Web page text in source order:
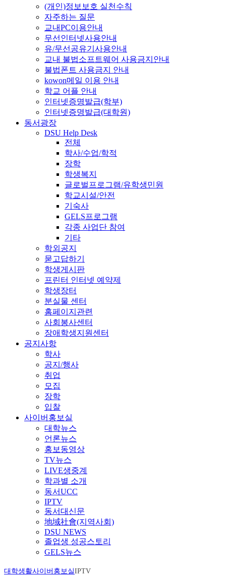
(개인)정보보호 실천수칙
자주하는 질문
교내PC이용안내
무선인터넷사용안내
유/무선공유기사용안내
교내 불법소프트웨어 사용금지안내
불법폰트 사용금지 안내
kowon메일 이용 안내
학교 어플 안내
인터넷증명발급(학부)
인터넷증명발급(대학원)
동서광장
DSU Help Desk
전체
학사/수업/학적
장학
학생복지
글로벌프로그램/유학생민원
학교시설/안전
기숙사
GELS프로그램
각종 사업단 참여
기타
학외공지
묻고답하기
학생게시판
프린터 인터넷 예약제
학생장터
분실물 센터
홈페이지관련
사회봉사센터
장애학생지원센터
공지사항
학사
공지/행사
취업
모집
장학
입찰
사이버홍보실
대학뉴스
언론뉴스
홍보동영상
TV뉴스
LIVE생중계
학과별 소개
동서UCC
IPTV
동서대신문
地域社會(지역사회)
DSU NEWS
졸업생 성공스토리
GELS뉴스
대학생활사이버홍보실IPTV